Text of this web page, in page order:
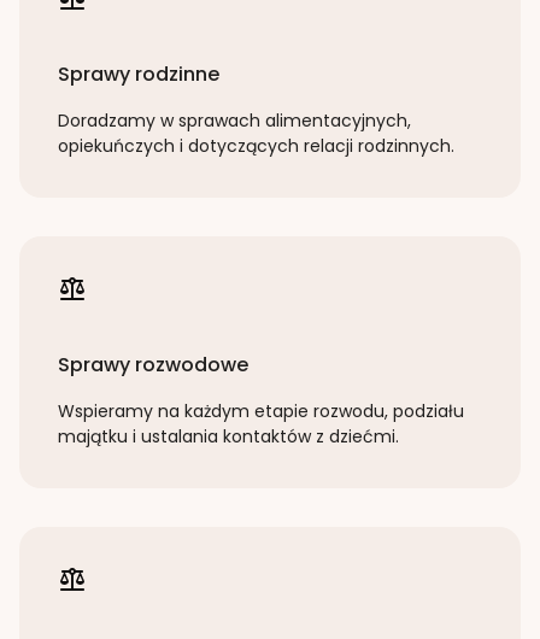
Sprawy rodzinne
Doradzamy w sprawach alimentacyjnych,
opiekuńczych i dotyczących relacji rodzinnych.
Sprawy rozwodowe
Wspieramy na każdym etapie rozwodu, podziału
majątku i ustalania kontaktów z dziećmi.